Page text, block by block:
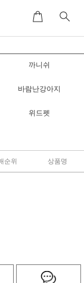
까니쉬
바람난강아지
위드펫
순위 상품명